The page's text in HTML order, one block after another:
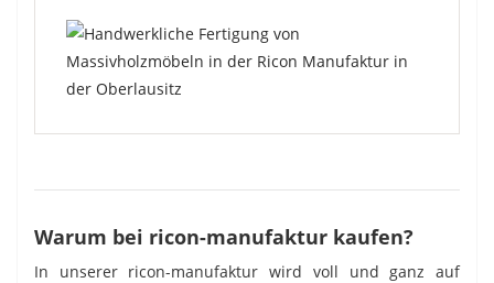
Warum bei ricon-manufaktur kaufen?
In unserer ricon-manufaktur wird voll und ganz auf